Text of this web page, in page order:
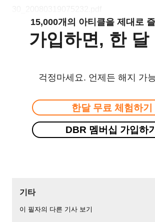
15,000개의 아티클을 제대로
가입하면, 한 달
걱정마세요. 언제든 해지 가
한달 무료 체험하기
DBR 멤버십 가입하기
기타
이 필자의 다른 기사 보기